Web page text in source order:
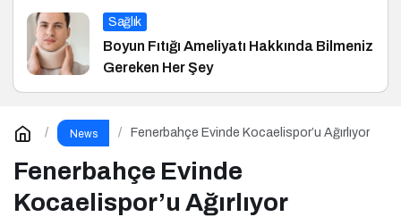
Sağlık
Boyun Fıtığı Ameliyatı Hakkında Bilmeniz
Gereken Her Şey
News Fenerbahçe Evinde Kocaelispor’u Ağırlıyor
Fenerbahçe Evinde
Kocaelispor’u Ağırlıyor